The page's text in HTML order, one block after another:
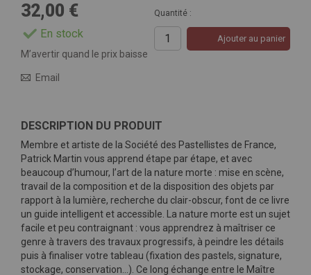
32,00 €
En stock
Quantité :
Ajouter au panier
M’avertir quand le prix baisse
Email
DESCRIPTION DU PRODUIT
Membre et artiste de la Société des Pastellistes de France,
Patrick Martin vous apprend étape par étape, et avec
beaucoup d’humour, l’art de la nature morte : mise en scène,
travail de la composition et de la disposition des objets par
rapport à la lumière, recherche du clair-obscur, font de ce livre
un guide intelligent et accessible. La nature morte est un sujet
facile et peu contraignant : vous apprendrez à maîtriser ce
genre à travers des travaux progressifs, à peindre les détails
puis à finaliser votre tableau (fixation des pastels, signature,
stockage, conservation…). Ce long échange entre le Maître